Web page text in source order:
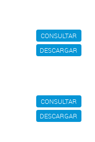
CONSULTAR
DESCARGAR
CONSULTAR
DESCARGAR